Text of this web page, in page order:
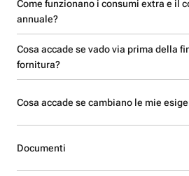
Come funzionano i consumi extra e il
annuale?
Cosa accade se vado via prima della
fornitura?
Cosa accade se cambiano le mie
Documenti